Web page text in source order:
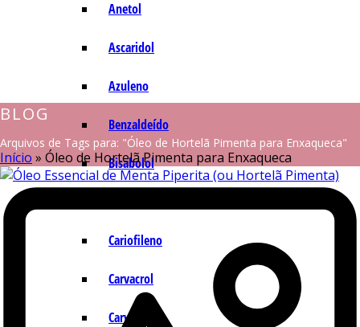
Anetol
Ascaridol
Azuleno
Benzaldeído
Bisabolol
Cariofileno
Carvacrol
Carvona
BLOG
Arquivos de Tags para: "Óleo de Hortelã Pimenta para Enxaqueca"
Início » Óleo de Hortelã Pimenta para Enxaqueca